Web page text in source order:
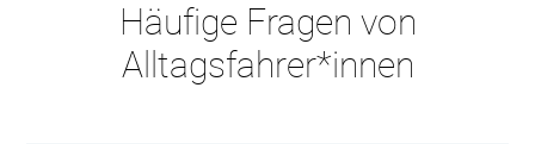
Häufige Fragen von
Alltagsfahrer*innen